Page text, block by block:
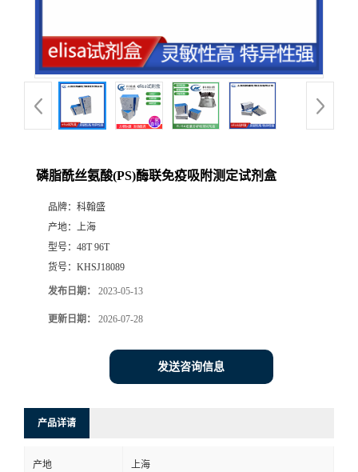
磷脂酰丝氨酸(PS)酶联免疫吸附测定试剂盒
品牌： 科翰盛
产地： 上海
型号： 48T 96T
货号： KHSJ18089
发布日期： 2023-05-13
更新日期： 2026-07-28
发送咨询信息
产品详请
产地 上海